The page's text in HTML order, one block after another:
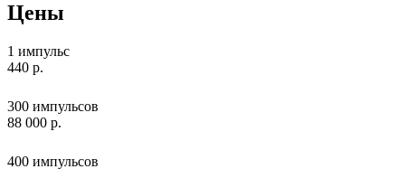
Цены
1 импульс
440 р.
300 импульсов
88 000 р.
400 импульсов